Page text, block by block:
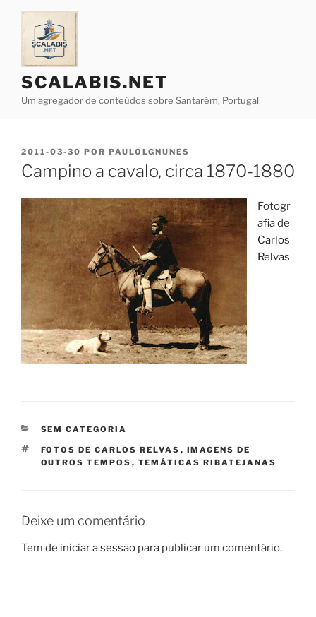
Saltar
conteúdo
SCALABIS.NET
Um agregador de conteúdos sobre Santarém, Portugal
PUBLICADO
EM
2011-03-30 POR PAULOLGNUNES
Campino a cavalo, circa 1870-1880
Fotogr
afia de
Carlos
Relvas
CATEGORIAS
SEM CATEGORIA
ETIQUETAS
FOTOS DE CARLOS RELVAS , IMAGENS DE
OUTROS TEMPOS , TEMÁTICAS RIBATEJANAS
Deixe um comentário
Tem de iniciar a sessão para publicar um comentário.